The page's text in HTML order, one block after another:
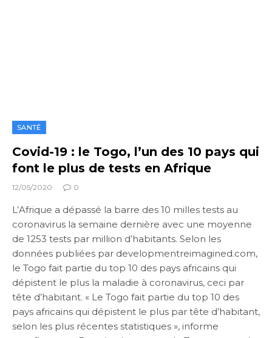
SANTÉ
Covid-19 : le Togo, l’un des 10 pays qui
font le plus de tests en Afrique
12/05/2020 0
L’Afrique a dépassé la barre des 10 milles tests au
coronavirus la semaine dernière avec une moyenne
de 1253 tests par million d’habitants. Selon les
données publiées par developmentreimagined.com,
le Togo fait partie du top 10 des pays africains qui
dépistent le plus la maladie à coronavirus, ceci par
tête d’habitant. « Le Togo fait partie du top 10 des
pays africains qui dépistent le plus par tête d’habitant,
selon les plus récentes statistiques », informe